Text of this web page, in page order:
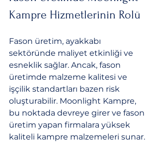
Kampre Hizmetlerinin Rolü
Fason üretim, ayakkabı
sektöründe maliyet etkinliği ve
esneklik sağlar. Ancak, fason
üretimde malzeme kalitesi ve
işçilik standartları bazen risk
oluşturabilir. Moonlight Kampre,
bu noktada devreye girer ve fason
üretim yapan firmalara yüksek
kaliteli kampre malzemeleri sunar.